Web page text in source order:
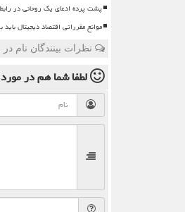
پشت پرده ادعای یک روحانی در رابطه با ۲۸ بار استعفای مسعود
موانع مقرراتی اقتصاد دیجیتال
نظرات بینندگان نام
لطفا شما همدر